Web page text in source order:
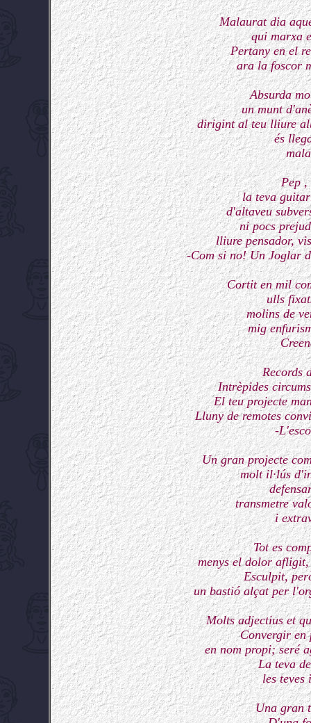
Malaurat dia
qui marxa
Pertany en el
ara la foscor
Absurda
un munt
dirigint al teu lliure
és
Pep ,
la teva
d'altaveu
ni pocs
lliure pensador,
-Com si no! Un Joglar
Cortit en mil
ulls
molins de
mig
Records
Intrèpides
El teu projecte
Lluny de remotes
-
Un gran projecte
molt il·lús
transmetre
i
Tot es
menys el dolor afligit,
Esculpit,
un bastió alçat per
Molts adjectius et
Convergir en
en nom propi; seré
La teva
les teves
Una gran